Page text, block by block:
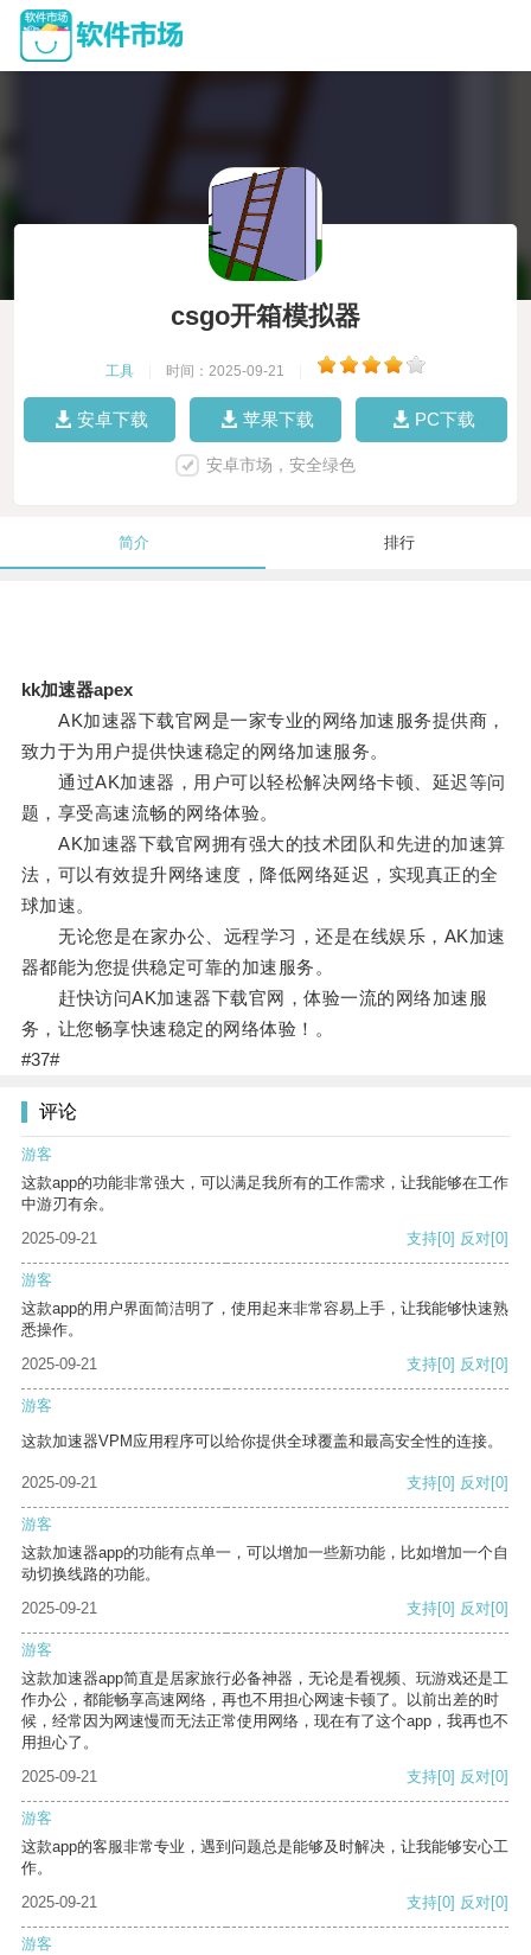
csgo开箱模拟器
工具 时间：2025-09-21
安卓下载 苹果下载 PC下载
安卓市场，安全绿色
简介 排行
kk加速器apex
AK加速器下载官网是一家专业的网络加速服务提供商，
致力于为用户提供快速稳定的网络加速服务。
通过AK加速器，用户可以轻松解决网络卡顿、延迟等问
题，享受高速流畅的网络体验。
AK加速器下载官网拥有强大的技术团队和先进的加速算
法，可以有效提升网络速度，降低网络延迟，实现真正的全
球加速。
无论您是在家办公、远程学习，还是在线娱乐，AK加速
器都能为您提供稳定可靠的加速服务。
赶快访问AK加速器下载官网，体验一流的网络加速服
务，让您畅享快速稳定的网络体验！。
#37#
评论
游客
这款app的功能非常强大，可以满足我所有的工作需求，让我能够在工作
中游刃有余。
2025-09-21
支持[0] 反对[0]
游客
这款app的用户界面简洁明了，使用起来非常容易上手，让我能够快速熟
悉操作。
2025-09-21
支持[0] 反对[0]
游客
这款加速器VPM应用程序可以给你提供全球覆盖和最高安全性的连接。
2025-09-21 支持[0] 反对[0]
游客
这款加速器app的功能有点单一，可以增加一些新功能，比如增加一个自
动切换线路的功能。
2025-09-21
支持[0] 反对[0]
游客
这款加速器app简直是居家旅行必备神器，无论是看视频、玩游戏还是工
作办公，都能畅享高速网络，再也不用担心网速卡顿了。以前出差的时
候，经常因为网速慢而无法正常使用网络，现在有了这个app，我再也不
用担心了。
2025-09-21
支持[0] 反对[0]
游客
这款app的客服非常专业，遇到问题总是能够及时解决，让我能够安心工
作。
2025-09-21
支持[0] 反对[0]
游客